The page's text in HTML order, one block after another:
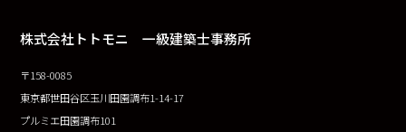
株式会社トトモニ 一級建築士事務所
〒158-0085
東京都世田谷区玉川田園調布1-14-17
プルミエ田園調布101